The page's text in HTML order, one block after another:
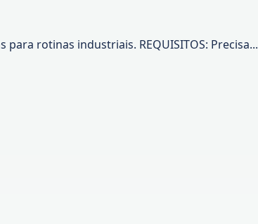
rotinas industriais. REQUISITOS: Precisa...